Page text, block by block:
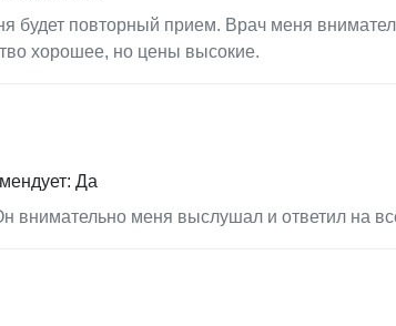
будет повторный прием. Врач меня
хорошее, но цены высокие.
Да
внимательно меня выслушал и ответил на